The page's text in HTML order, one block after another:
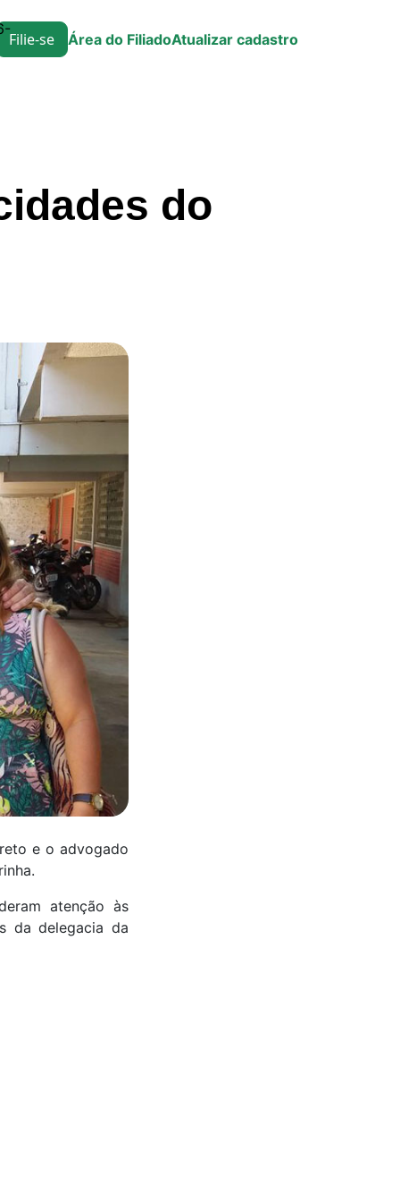
Filie-se Área do FiliadoAtualizar cadastro
do
e o advogado
atenção às
da delegacia da